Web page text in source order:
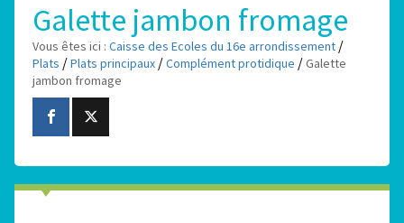
Galette jambon fromage
Vous êtes ici : Caisse des Ecoles du 16e arrondissement /
Plats /Plats principaux /Complément protidique /Galette
jambon fromage